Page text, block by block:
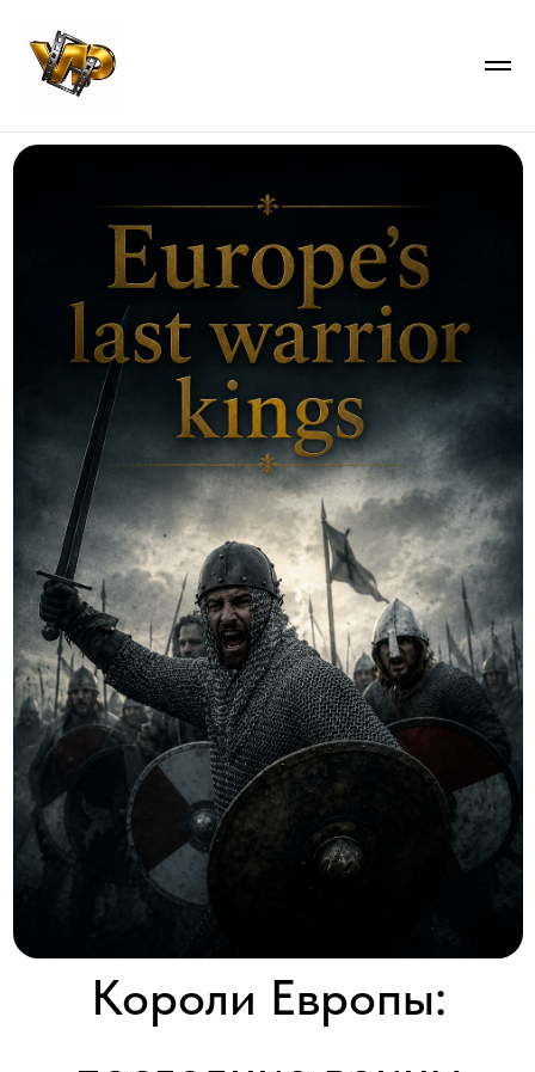
Короли Европы:
последние воины
Europe’s last warrior kings
2016 │ Великобритания │ HD │ 3 серии x 60'
Смотреть
Известный британский историк и телеведущий Дэн Сноу